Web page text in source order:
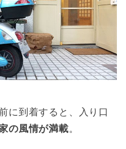
に到着すると、入り口
の風情が満載。